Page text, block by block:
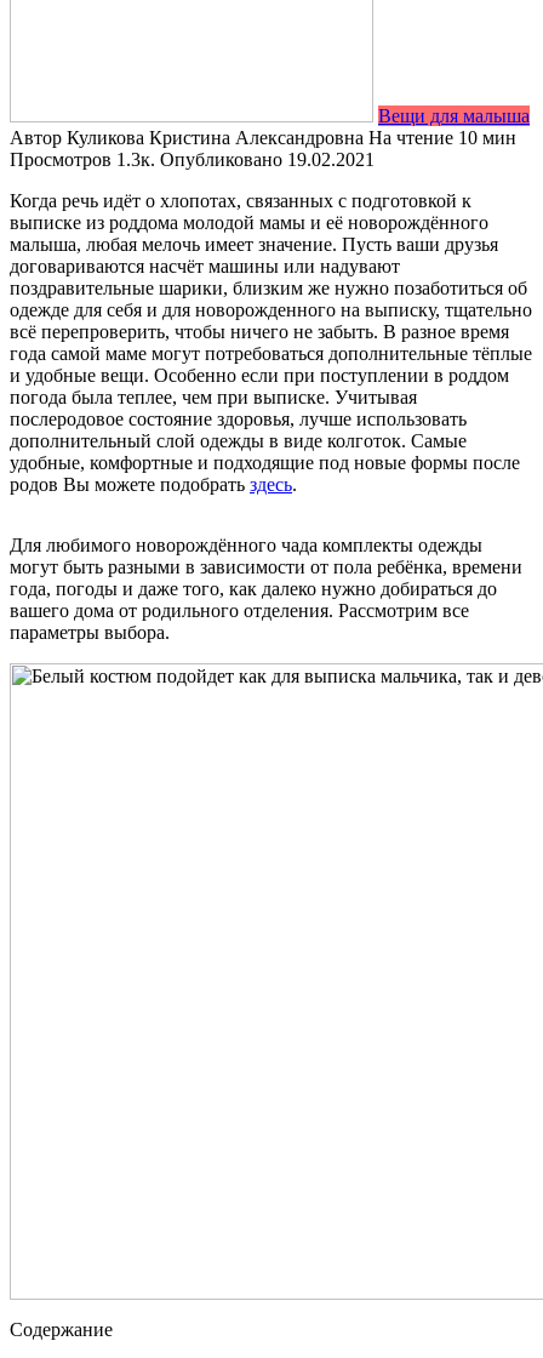
Вещи для малыша
Автор Куликова Кристина Александровна На чтение 10 мин
Просмотров 1.3к. Опубликовано 19.02.2021
Когда речь идёт о хлопотах, связанных с подготовкой к
выписке из роддома молодой мамы и её новорождённого
малыша, любая мелочь имеет значение. Пусть ваши друзья
договариваются насчёт машины или надувают
поздравительные шарики, близким же нужно позаботиться об
одежде для себя и для новорожденного на выписку, тщательно
всё перепроверить, чтобы ничего не забыть. В разное время
года самой маме могут потребоваться дополнительные тёплые
и удобные вещи. Особенно если при поступлении в роддом
погода была теплее, чем при выписке. Учитывая
послеродовое состояние здоровья, лучше использовать
дополнительный слой одежды в виде колготок. Самые
удобные, комфортные и подходящие под новые формы после
родов Вы можете подобрать здесь.
Для любимого новорождённого чада комплекты одежды
могут быть разными в зависимости от пола ребёнка, времени
года, погоды и даже того, как далеко нужно добираться до
вашего дома от родильного отделения. Рассмотрим все
параметры выбора.
Содержание